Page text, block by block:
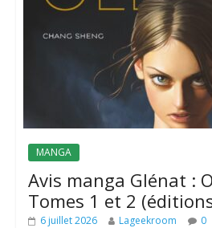
MANGA
Avis manga Glénat :
Tomes 1 et 2
6 juillet 2026 Lageekroom 0